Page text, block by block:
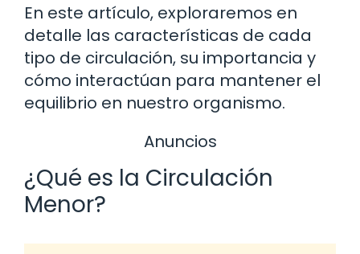
En este artículo, exploraremos en
detalle las características de cada
tipo de circulación, su importancia y
cómo interactúan para mantener el
equilibrio en nuestro organismo.
Anuncios
¿Qué es la Circulación
Menor?